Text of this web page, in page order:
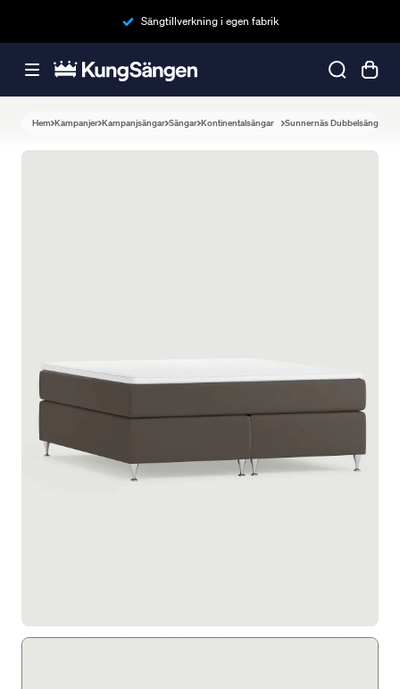
Sängtillverkning i egen fabrik
Hem Kampanjer Kampanjsängar Sängar Kontinentalsängar Sunnernäs Dubbelsäng